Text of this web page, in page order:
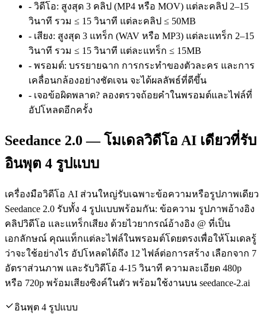
- วิดีโอ: สูงสุด 3 คลิป (MP4 หรือ MOV) แต่ละคลิป 2–15
วินาที รวม ≤ 15 วินาที แต่ละคลิป ≤ 50MB
- เสียง: สูงสุด 3 แทร็ก (WAV หรือ MP3) แต่ละแทร็ก 2–15
วินาที รวม ≤ 15 วินาที แต่ละแทร็ก ≤ 15MB
- พรอมต์: บรรยายฉาก การกระทำของตัวละคร และการ
เคลื่อนกล้องอย่างชัดเจน จะได้ผลลัพธ์ที่ดีขึ้น
- เจอข้อผิดพลาด? ลองตรวจถ้อยคำในพรอมต์และไฟล์ที่
อัปโหลดอีกครั้ง
Seedance 2.0 — โมเดลวิดีโอ AI เดียวที่รับ
อินพุต 4 รูปแบบ
เครื่องมือวิดีโอ AI ส่วนใหญ่รับเฉพาะข้อความหรือรูปภาพเดียว
Seedance 2.0 รับทั้ง 4 รูปแบบพร้อมกัน: ข้อความ รูปภาพอ้างอิง
คลิปวิดีโอ และแทร็กเสียง ด้วยไวยากรณ์อ้างอิง @ ที่เป็น
เอกลักษณ์ คุณแท็กแต่ละไฟล์ในพรอมต์โดยตรงเพื่อให้โมเดลรู้
ว่าจะใช้อย่างไร อัปโหลดได้ถึง 12 ไฟล์ต่อการสร้าง เลือกจาก 7
อัตราส่วนภาพ และรับวิดีโอ 4-15 วินาที ความละเอียด 480p
หรือ 720p พร้อมเสียงซิงค์ในตัว พร้อมใช้งานบน seedance-2.ai
อินพุต 4 รูปแบบ